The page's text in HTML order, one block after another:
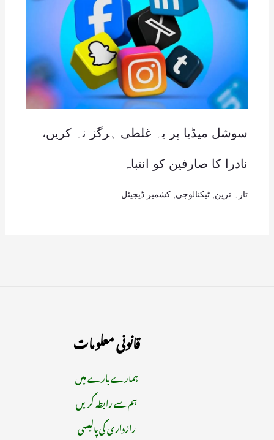
سوشل میڈیا پر یہ غلطی ہرگز نہ کریں،
نادرا کا صارفین کو انتباہ
تازہ ترین ٹیکنالوجی کشمیر ڈیجیٹل
قانونی معلومات
ہمارے بارے میں
ہم سے رابطہ کریں
رازداری کی پالیسی